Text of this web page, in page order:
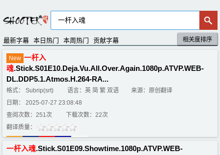
最新字幕 本日热门 本周热门 贡献字幕 默认排序
评分排序
相关度排序
New 一杆入
魂.Stick.S01E10.Deja.Vu.All.Over.Again.1080p.ATVP.WEB-
DL.DDP5.1.Atmos.H.264-RA...
格式： Subrip(srt) 语言：英 简 繁 双语
来源：原创翻译
日期： 2025-07-27 23:08:48
查阅次数：251次
下载次数：22次
翻译质量：
一杆入魂.Stick.S01E09.Showtime.1080p.ATVP.WEB-